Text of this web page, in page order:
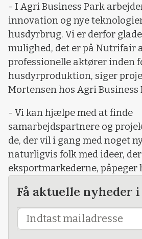
- I Agri Business Park
innovation og nye
husdyrbrug. Vi er derfor
mulighed, det er på Nutrifair
professionelle aktører inden
husdyrproduktion, siger
Mortensen hos Agri Business
- Vi kan hjælpe med at finde
samarbejdspartnere og
de, der vil i gang med noget
naturligvis folk med ideer,
eksportmarkederne, påpeger
Få aktuelle nyheder